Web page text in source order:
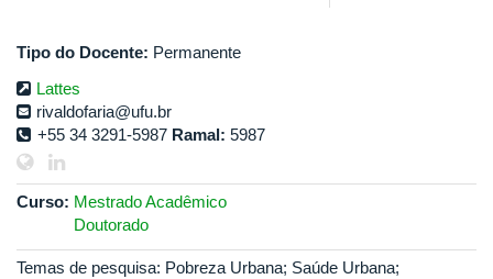
Tipo do Docente: Permanente
Lattes
rivaldofaria@ufu.br
+55 34 3291-5987 Ramal: 5987
Curso: Mestrado Acadêmico
Doutorado
Temas de pesquisa: Pobreza Urbana; Saúde Urbana;